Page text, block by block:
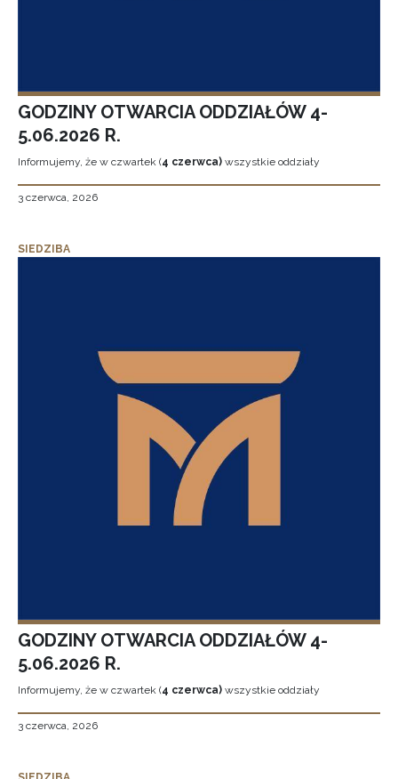
GODZINY OTWARCIA ODDZIAŁÓW 4-
5.06.2026 R.
Informujemy, że w czwartek (4 czerwca) wszystkie oddziały
3 czerwca, 2026
SIEDZIBA
GODZINY OTWARCIA ODDZIAŁÓW 4-
5.06.2026 R.
Informujemy, że w czwartek (4 czerwca) wszystkie oddziały
3 czerwca, 2026